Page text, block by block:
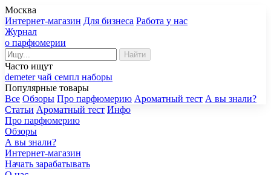
Москва
Интернет-магазин Для бизнеса Работа у нас
Журнал
о парфюмерии
Найти
Часто ищут
demeterчай семпл наборы
Популярные товары
Все Обзоры Про парфюмерию Ароматный тест А вы знали?
Статьи Ароматный тест Инфо
Про парфюмерию
Обзоры
А вы знали?
Интернет-магазин
Начать зарабатывать